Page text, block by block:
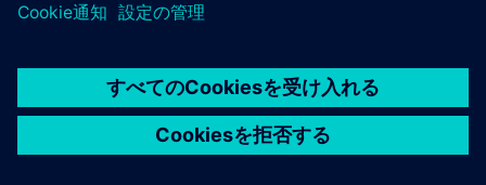
© Siemens2026
タル・ミレニアム著作権法 (DMCA)
内部通報